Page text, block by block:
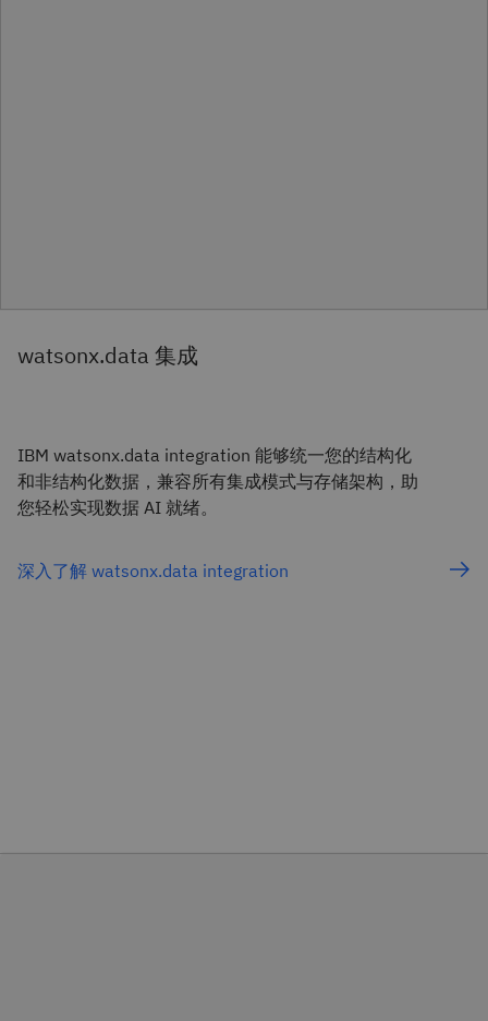
watsonx.data 集成
IBM watsonx.data integration 能够统一您的结构化
和非结构化数据，兼容所有集成模式与存储架构，助
您轻松实现数据 AI 就绪。
深入了解 watsonx.data integration